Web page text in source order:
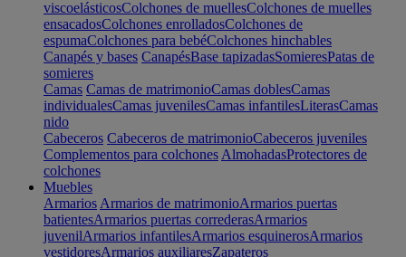
viscoelásticosColchones de muellesColchones de muelles
ensacadosColchones enrolladosColchones de
espumaColchones para bebéColchones hinchables
Canapés y bases CanapésBase tapizadasSomieresPatas de
somieres
Camas Camas de matrimonioCamas doblesCamas
individualesCamas juvenilesCamas infantilesLiterasCamas
nido
Cabeceros Cabeceros de matrimonioCabeceros juveniles
Complementos para colchones AlmohadasProtectores de
colchones
Muebles
Armarios Armarios de matrimonioArmarios puertas
batientesArmarios puertas correderasArmarios
juvenilArmarios infantilesArmarios esquinerosArmarios
vestidoresArmarios auxiliaresZapateros